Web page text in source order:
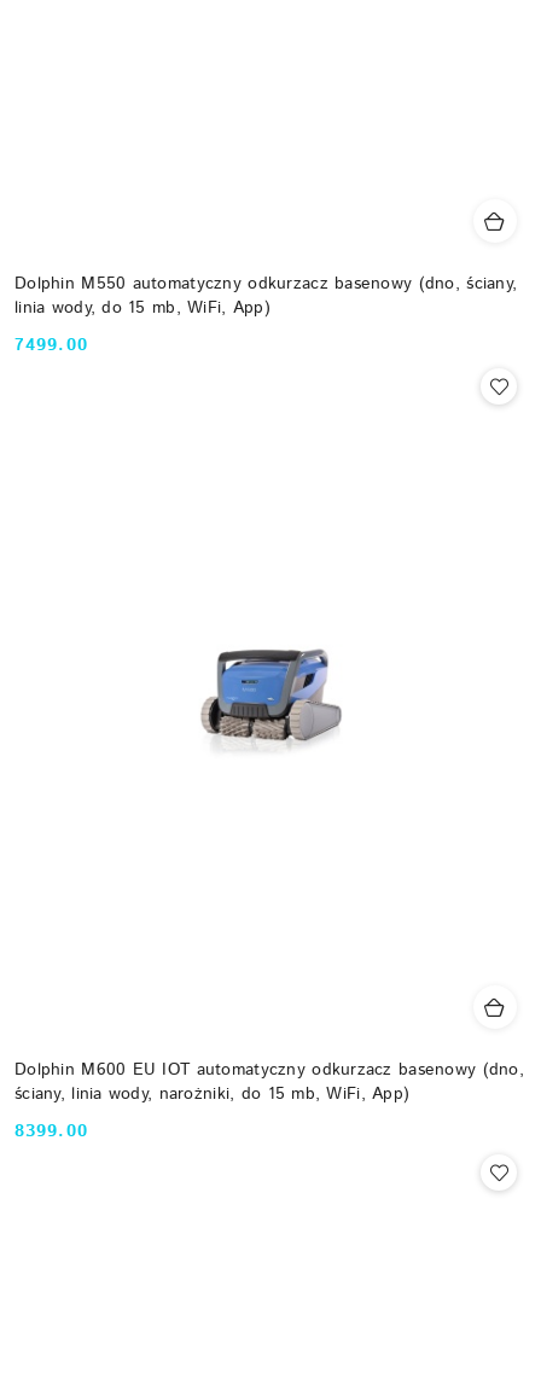
Dolphin M550 automatyczny odkurzacz basenowy (dno, ściany,
linia wody, do 15 mb, WiFi, App)
Cena:
7499.00
Dolphin M600 EU IOT automatyczny odkurzacz basenowy (dno,
ściany, linia wody, narożniki, do 15 mb, WiFi, App)
Cena:
8399.00